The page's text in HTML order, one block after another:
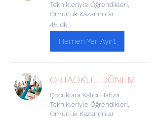
Teknikleriyle Öğrendikleri,
Ömürlük Kazanımlar
45 dk.
Hemen Yer Ayırt
ORTAOKUL DÖNEM
Çocuklara Kalıcı Hafıza
Teknikleriyle Öğrendikleri,
Ömürlük Kazanımlar